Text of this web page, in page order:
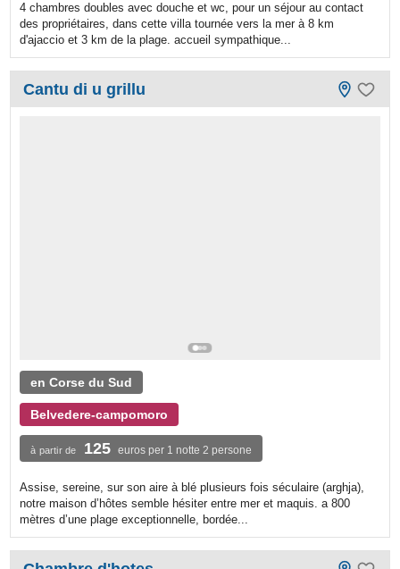
4 chambres doubles avec douche et wc, pour un séjour au contact
des propriétaires, dans cette villa tournée vers la mer à 8 km
d'ajaccio et 3 km de la plage. accueil sympathique...
Cantu di u grillu
en Corse du Sud
Belvedere-campomoro
à partir de 125 euros per 1 notte 2 persone
Assise, sereine, sur son aire à blé plusieurs fois séculaire (arghja),
notre maison d’hôtes semble hésiter entre mer et maquis. a 800
mètres d’une plage exceptionnelle, bordée...